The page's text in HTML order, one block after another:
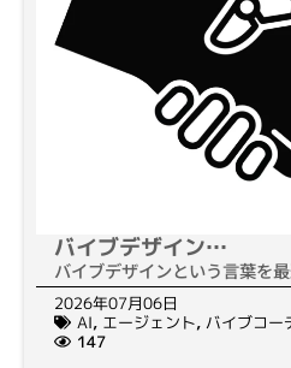
バイブデザイン…
バイブデザインという言葉を
2026年07月06日
AI, エージェント, バイブコー
147